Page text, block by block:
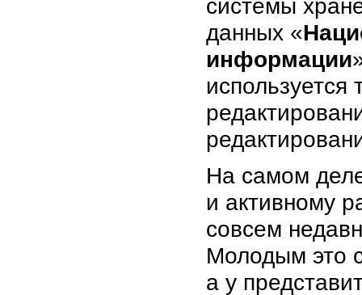
системы
данных «
информации
используется
На самом
и активному
совсем
Молодым это
а у